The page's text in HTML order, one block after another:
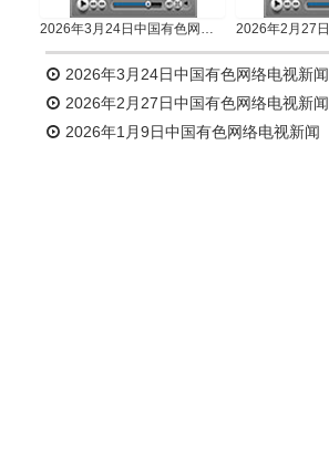
2026年3月24日中国有色网络电视新闻
2026年3月24日中国有色网络电视新闻
2026年2月27日中国有色网络电视新闻
2026年1月9日中国有色网络电视新闻